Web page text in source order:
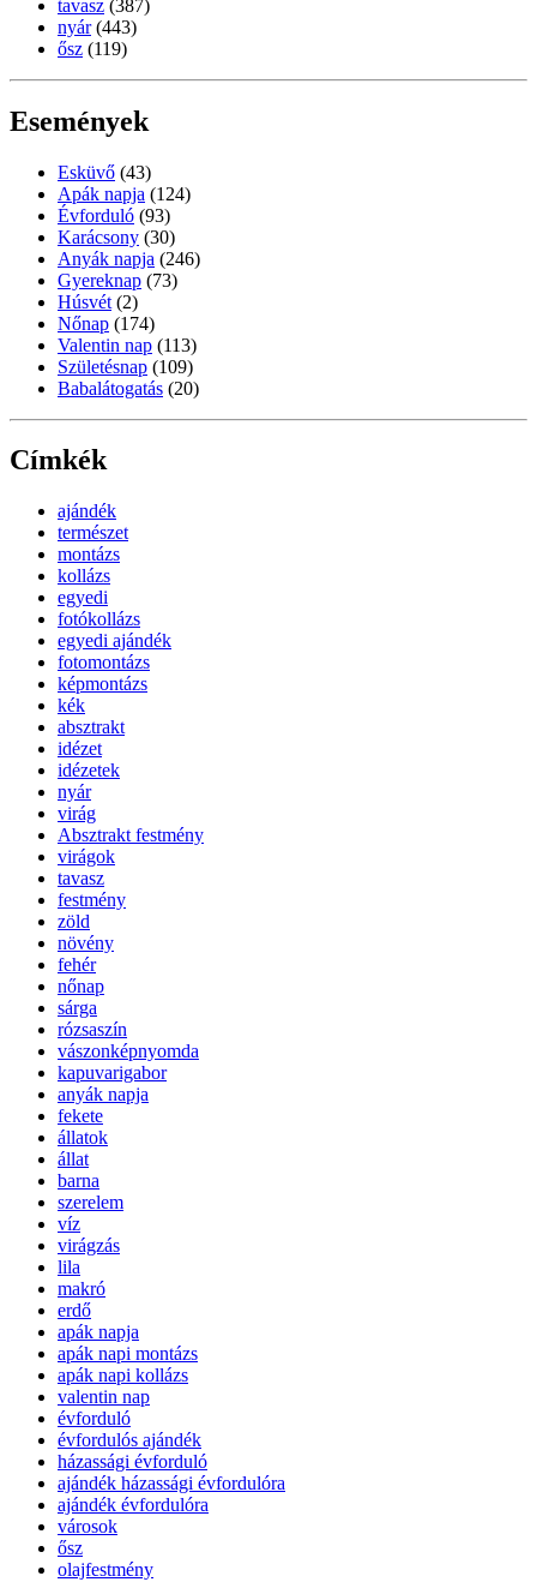
tavasz (387)
nyár (443)
ősz (119)
Események
Esküvő (43)
Apák napja (124)
Évforduló (93)
Karácsony (30)
Anyák napja (246)
Gyereknap (73)
Húsvét (2)
Nőnap (174)
Valentin nap (113)
Születésnap (109)
Babalátogatás (20)
Címkék
ajándék
természet
montázs
kollázs
egyedi
fotókollázs
egyedi ajándék
fotomontázs
képmontázs
kék
absztrakt
idézet
idézetek
nyár
virág
Absztrakt festmény
virágok
tavasz
festmény
zöld
növény
fehér
nőnap
sárga
rózsaszín
vászonképnyomda
kapuvarigabor
anyák napja
fekete
állatok
állat
barna
szerelem
víz
virágzás
lila
makró
erdő
apák napja
apák napi montázs
apák napi kollázs
valentin nap
évforduló
évfordulós ajándék
házassági évforduló
ajándék házassági évfordulóra
ajándék évfordulóra
városok
ősz
olajfestmény